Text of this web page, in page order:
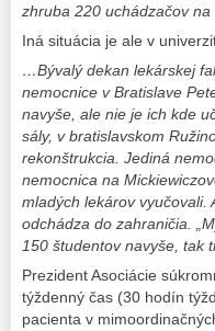
zhruba 220 uchádzačov
Iná situácia je ale v
…Bývalý dekan lekárskej
nemocnice v Bratislave
navyše, ale nie je ich kde
sály, v bratislavskom
rekonštrukcia. Jediná
nemocnica na
mladých lekárov
odchádza do zahraničia.
150 študentov navyše, tak
Prezident Asociácie
týždenný čas (30 hodín
pacienta v